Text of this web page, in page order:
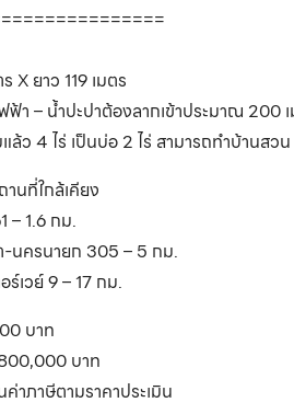
X ยาว 119 เมตร
ฟ้า – น้ำปะปาต้องลากเข้าประมาณ 200
ว 4 ไร่ เป็นบ่อ 2 ไร่ สามารถทำบ้านสว
านที่ใกล้เคียง
– 1.6 กม.
-นครนายก 305 – 5 กม.
ร์เวย์ 9 – 17 กม.
บาท
บาท
ค่าภาษีตามราคาประเมิน